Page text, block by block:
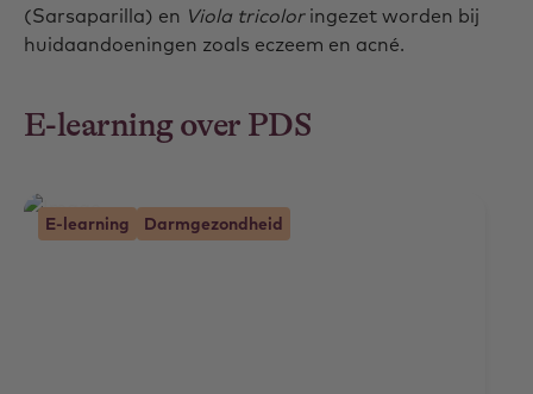
(Sarsaparilla) en Viola tricoloringezet worden bij
huidaandoeningen zoals eczeem en acné.
E-learning over PDS
E-learning Darmgezondheid